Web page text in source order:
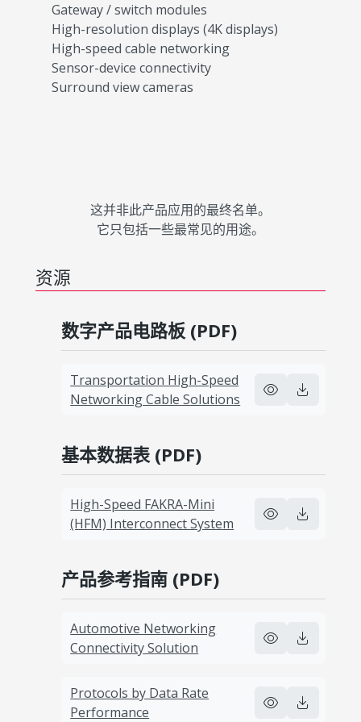
Gateway / switch modules
High-resolution displays (4K displays)
High-speed cable networking
Sensor-device connectivity
Surround view cameras
这并非此产品应用的最终名单。
它只包括一些最常见的用途。
资源
数字产品电路板 (PDF)
Transportation High-Speed
Networking Cable Solutions
基本数据表 (PDF)
High-Speed FAKRA-Mini
(HFM) Interconnect System
产品参考指南 (PDF)
Automotive Networking
Connectivity Solution
Protocols by Data Rate
Performance